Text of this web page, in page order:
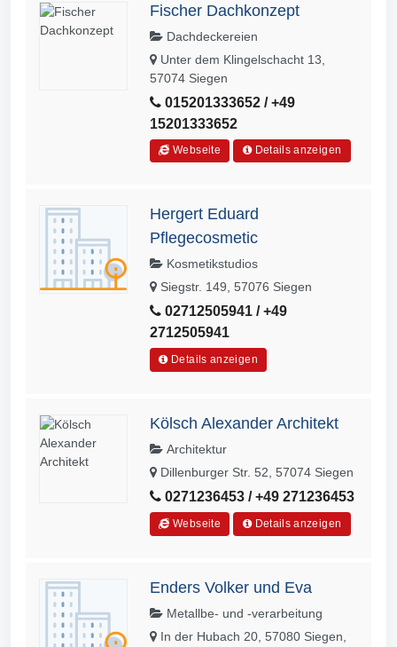
Fischer Dachkonzept
Dachdeckereien
Unter dem Klingelschacht 13,
57074 Siegen
015201333652 / +49
15201333652
Webseite Details anzeigen
Hergert Eduard
Pflegecosmetic
Kosmetikstudios
Siegstr. 149, 57076 Siegen
02712505941 / +49
2712505941
Details anzeigen
Kölsch Alexander Architekt
Architektur
Dillenburger Str. 52, 57074 Siegen
0271236453 / +49 271236453
Webseite Details anzeigen
Enders Volker und Eva
Metallbe- und -verarbeitung
In der Hubach 20, 57080 Siegen,